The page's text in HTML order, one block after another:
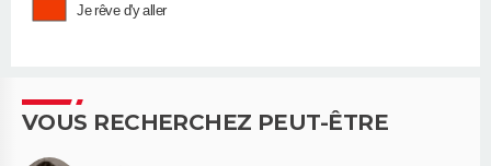
Je rêve d'y aller
VOUS RECHERCHEZ PEUT-ÊTRE